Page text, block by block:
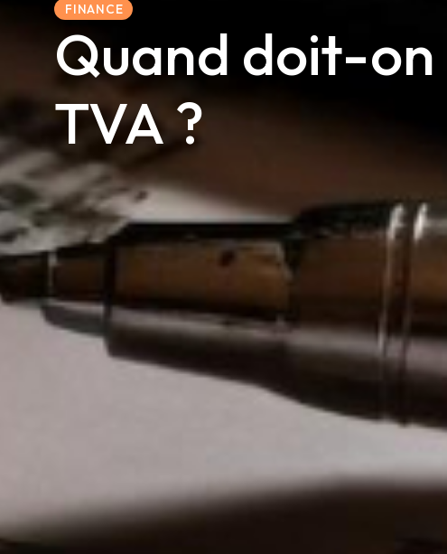
FINANCE
Quand doit-on
TVA ?